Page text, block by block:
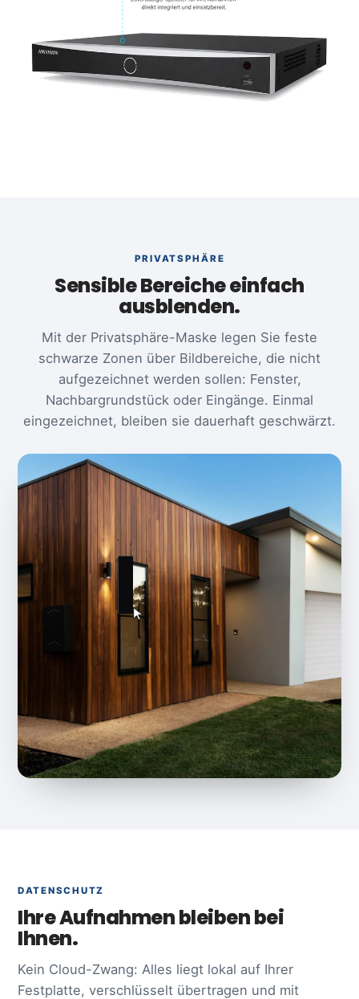
PRIVATSPHÄRE
Sensible Bereiche einfach
ausblenden.
Mit der Privatsphäre-Maske legen Sie feste
schwarze Zonen über Bildbereiche, die nicht
aufgezeichnet werden sollen: Fenster,
Nachbargrundstück oder Eingänge. Einmal
eingezeichnet, bleiben sie dauerhaft geschwärzt.
DATENSCHUTZ
Ihre Aufnahmen bleiben bei
Ihnen.
Kein Cloud-Zwang: Alles liegt lokal auf Ihrer
Festplatte, verschlüsselt übertragen und mit